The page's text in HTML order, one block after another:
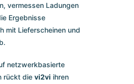
vermessen Ladungen
Ergebnisse
mit Lieferscheinen und
netzwerkbasierte
rückt die vi2vi ihren